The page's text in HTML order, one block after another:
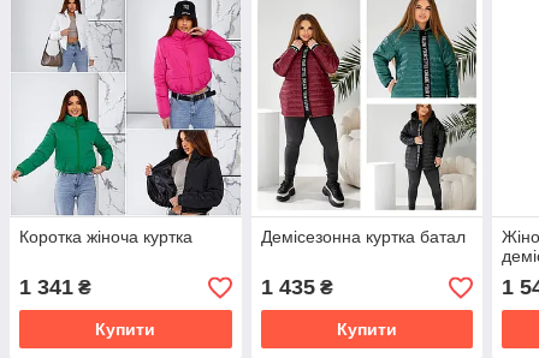
Коротка жіноча куртка
1 341 ₴
Купити
Демісезонна куртка батал
1 435₴
Купити
1